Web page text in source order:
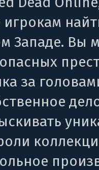
Западе. Вы
за